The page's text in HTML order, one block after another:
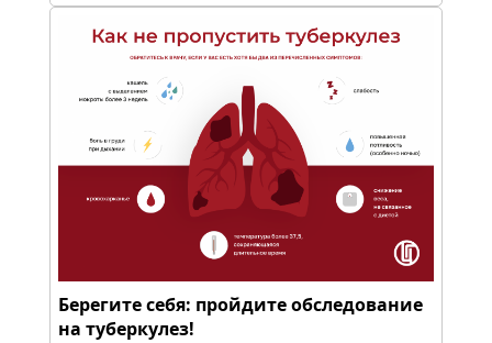
Берегите себя: пройдите обследование
на туберкулез!